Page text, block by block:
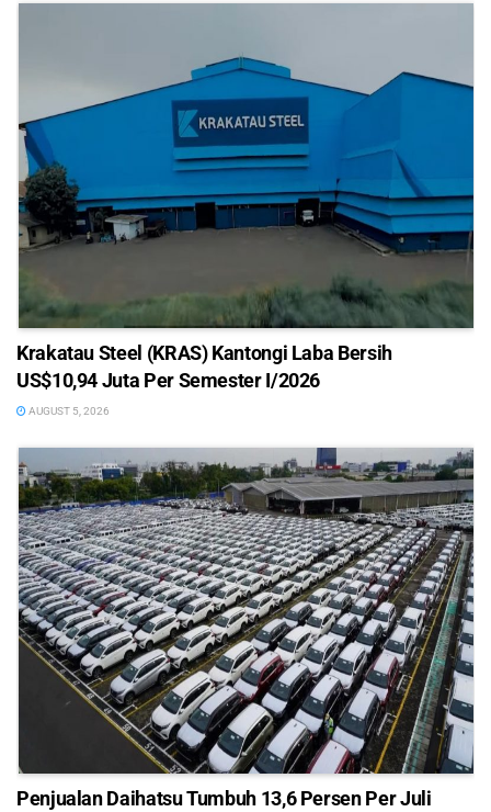
Krakatau Steel (KRAS) Kantongi Laba Bersih
US$10,94 Juta Per Semester I/2026
AUGUST 5, 2026
Penjualan Daihatsu Tumbuh 13,6 Persen Per Juli